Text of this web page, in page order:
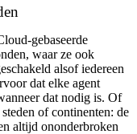
gebaseerde
waar ze ook
alsof iedereen
dat elke agent
dat nodig is. Of
of continenten: de
altijd ononderbroken